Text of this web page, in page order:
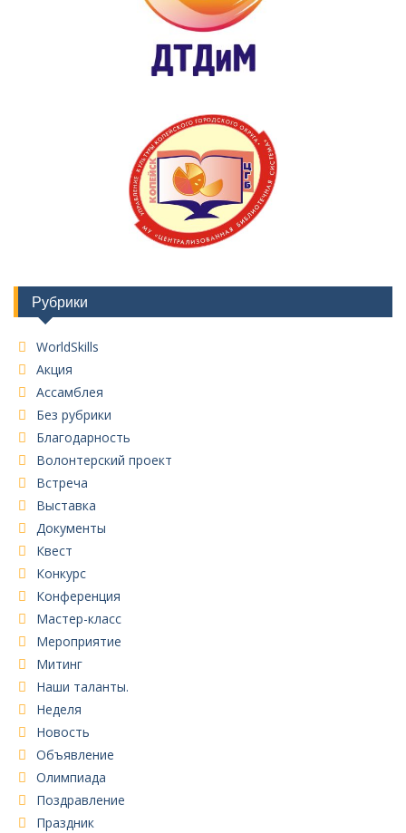
Рубрики
WorldSkills
Акция
Ассамблея
Без рубрики
Благодарность
Волонтерский проект
Встреча
Выставка
Документы
Квест
Конкурс
Конференция
Мастер-класс
Мероприятие
Митинг
Наши таланты.
Неделя
Новость
Объявление
Олимпиада
Поздравление
Праздник